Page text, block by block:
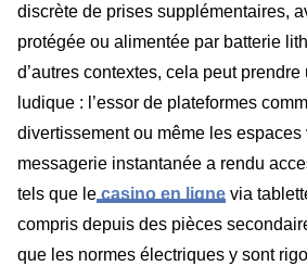
discrète de prises supplémentaires,
protégée ou alimentée par batterie
d’autres contextes, cela peut
ludique : l’essor de plateformes
divertissement ou même les espaces
messagerie instantanée a rendu
tels que le casino en ligne via
compris depuis des pièces
que les normes électriques y sont